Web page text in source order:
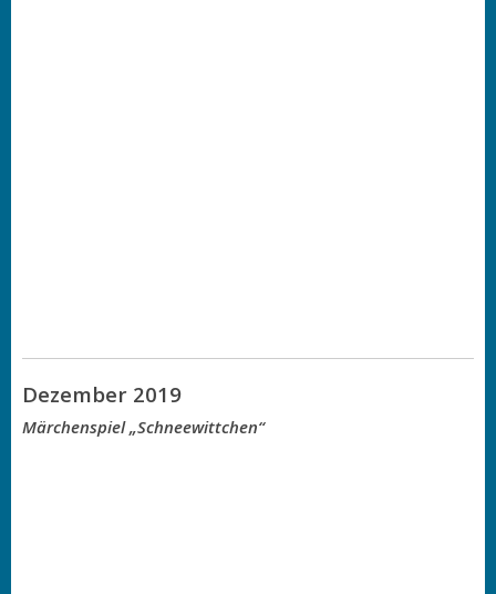
Dezember 2019
Märchenspiel „Schneewittchen“